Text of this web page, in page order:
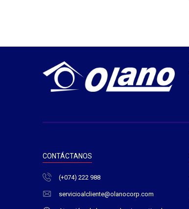
CONTÁCTANOS
(+074) 222 988
servicioalcliente@olanocorp.com